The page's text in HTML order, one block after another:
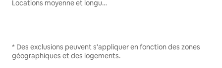
Locations moyenne et longue durée
* Des exclusions peuvent s'appliquer en fonction des zones
géographiques et des logements.